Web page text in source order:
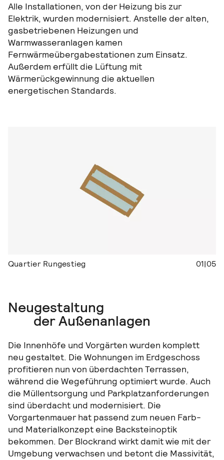
Alle Installationen, von der Heizung bis zur
Elektrik, wurden modernisiert. Anstelle der alten,
gasbetriebenen Heizungen und
Warmwasseranlagen kamen
Fernwärmeübergabestationen zum Einsatz.
Außerdem erfüllt die Lüftung mit
Wärmerückgewinnung die aktuellen
energetischen Standards.
Quartier Rungestieg 01|05
Neugestaltung
der Außenanlagen
Die Innenhöfe und Vorgärten wurden komplett
neu gestaltet. Die Wohnungen im Erdgeschoss
profitieren nun von überdachten Terrassen,
während die Wegeführung optimiert wurde. Auch
die Müllentsorgung und Parkplatzanforderungen
sind überdacht und modernisiert. Die
Vorgartenmauer hat passend zum neuen Farb-
und Materialkonzept eine Backsteinoptik
bekommen. Der Blockrand wirkt damit wie mit der
Umgebung verwachsen und betont die Massivität,